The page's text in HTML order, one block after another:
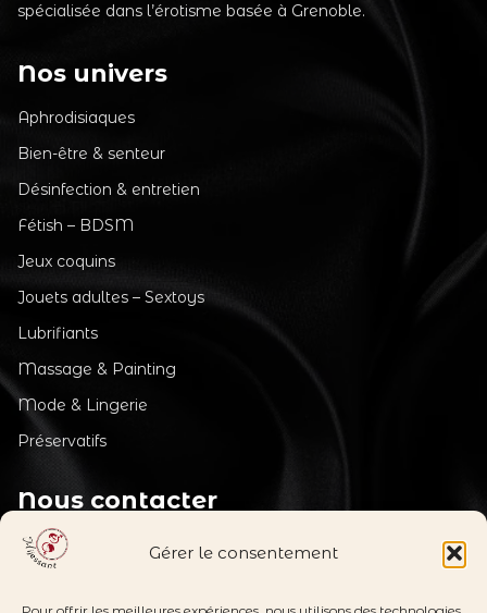
Gérer le consentement
spécialisée dans l’érotisme basée à Grenoble.
Nos univers
Aphrodisiaques
Bien-être & senteur
Désinfection & entretien
Fétish – BDSM
Jeux coquins
Jouets adultes – Sextoys
Lubrifiants
Massage & Painting
Mode & Lingerie
Préservatifs
Nous contacter
support_agent
Service client